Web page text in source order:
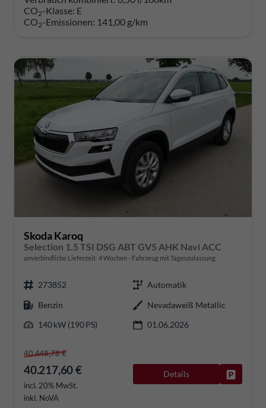
CO2-Klasse: E
CO2-Emissionen: 141,00 g/km
Skoda Karoq
Selection 1.5 TSI DSG ABT GV5 AHK Navi ACC
unverbindliche Lieferzeit: 4 Wochen Fahrzeug mit Tageszulassung
273852
Automatik
Benzin
Nevadaweiß Metallic
140 kW (190 PS)
01.06.2026
40.448,78 €
40.217,60 €
incl. 20% MwSt.
inkl. NoVA
Details